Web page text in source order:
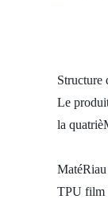
Structure
Le
la
TPU film